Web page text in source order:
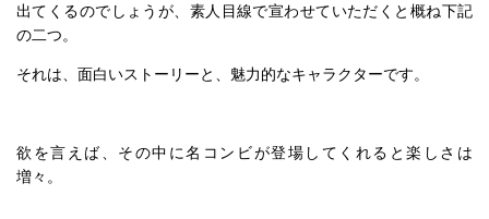
出てくるのでしょうが、素人目線で宣わせていただくと概ね下記
の二つ。
それは、面白いストーリーと、魅力的なキャラクターです。
欲を言えば、その中に名コンビが登場してくれると楽しさは
増々。